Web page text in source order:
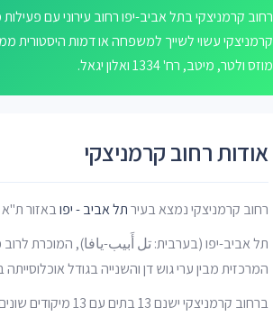
קרמניצקי עשוי לשייך למשפחה או דמות היסטורית
מוזס ולטר, מיטב, רח' 1334 ואלון יגאל.
אודות רחוב קרמניצקי
רחוב קרמניצקי נמצא בעירתל אביב - יפובאזור
תל אביב-יפו (בערבית: تل أَبيب-يافا), המוכרת
המרכזית מבין ערי גוש דן והשנייה בגודל
ברחוב קרמניצקי ישנם 13 בתים עם 13 מיקודים שונים.